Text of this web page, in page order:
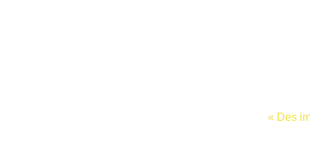
« Des